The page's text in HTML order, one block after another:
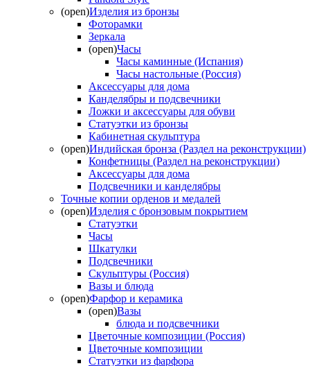
(open)Изделия из бронзы
Фоторамки
Зеркала
(open)Часы
Часы каминные (Испания)
Часы настольные (Россия)
Аксессуары для дома
Канделябры и подсвечники
Ложки и аксессуары для обуви
Статуэтки из бронзы
Кабинетная скульптура
(open)Индийская бронза (Раздел на реконструкции)
Конфетницы (Раздел на реконструкции)
Аксессуары для дома
Подсвечники и канделябры
Точные копии орденов и медалей
(open)Изделия с бронзовым покрытием
Статуэтки
Часы
Шкатулки
Подсвечники
Скульптуры (Россия)
Вазы и блюда
(open)Фарфор и керамика
(open)Вазы
блюда и подсвечники
Цветочные композиции (Россия)
Цветочные композиции
Статуэтки из фарфора